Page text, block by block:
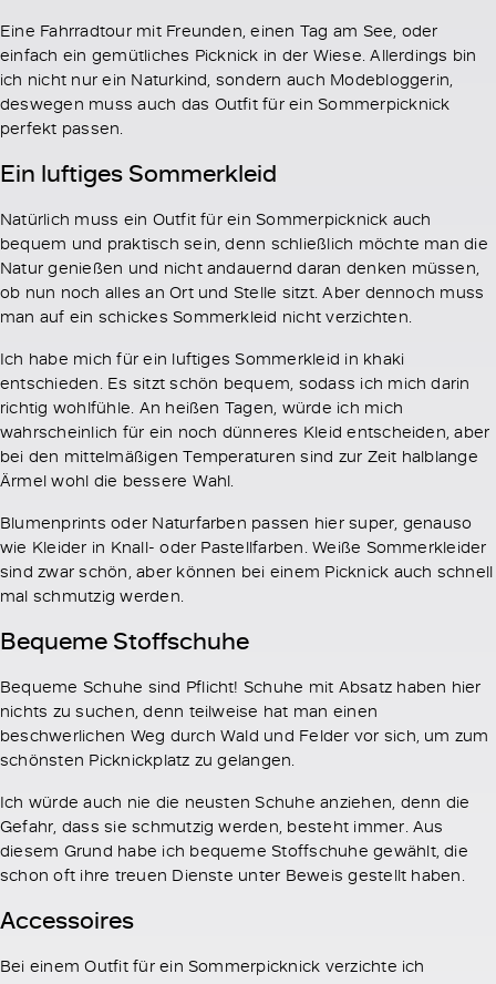
Eine Fahrradtour mit Freunden, einen Tag am See, oder
einfach ein gemütliches Picknick in der Wiese. Allerdings bin
ich nicht nur ein Naturkind, sondern auch Modebloggerin,
deswegen muss auch das Outfit für ein Sommerpicknick
perfekt passen.
Ein luftiges Sommerkleid
Natürlich muss ein Outfit für ein Sommerpicknick auch
bequem und praktisch sein, denn schließlich möchte man die
Natur genießen und nicht andauernd daran denken müssen,
ob nun noch alles an Ort und Stelle sitzt. Aber dennoch muss
man auf ein schickes Sommerkleid nicht verzichten.
Ich habe mich für ein luftiges Sommerkleid in khaki
entschieden. Es sitzt schön bequem, sodass ich mich darin
richtig wohlfühle. An heißen Tagen, würde ich mich
wahrscheinlich für ein noch dünneres Kleid entscheiden, aber
bei den mittelmäßigen Temperaturen sind zur Zeit halblange
Ärmel wohl die bessere Wahl.
Blumenprints oder Naturfarben passen hier super, genauso
wie Kleider in Knall- oder Pastellfarben. Weiße Sommerkleider
sind zwar schön, aber können bei einem Picknick auch schnell
mal schmutzig werden.
Bequeme Stoffschuhe
Bequeme Schuhe sind Pflicht! Schuhe mit Absatz haben hier
nichts zu suchen, denn teilweise hat man einen
beschwerlichen Weg durch Wald und Felder vor sich, um zum
schönsten Picknickplatz zu gelangen.
Ich würde auch nie die neusten Schuhe anziehen, denn die
Gefahr, dass sie schmutzig werden, besteht immer. Aus
diesem Grund habe ich bequeme Stoffschuhe gewählt, die
schon oft ihre treuen Dienste unter Beweis gestellt haben.
Accessoires
Bei einem Outfit für ein Sommerpicknick verzichte ich